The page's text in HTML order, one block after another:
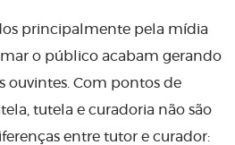
principalmente pela mídia
o público acabam gerando
ouvintes. Com pontos de
tutela e curadoria não são
entre tutor e curador: